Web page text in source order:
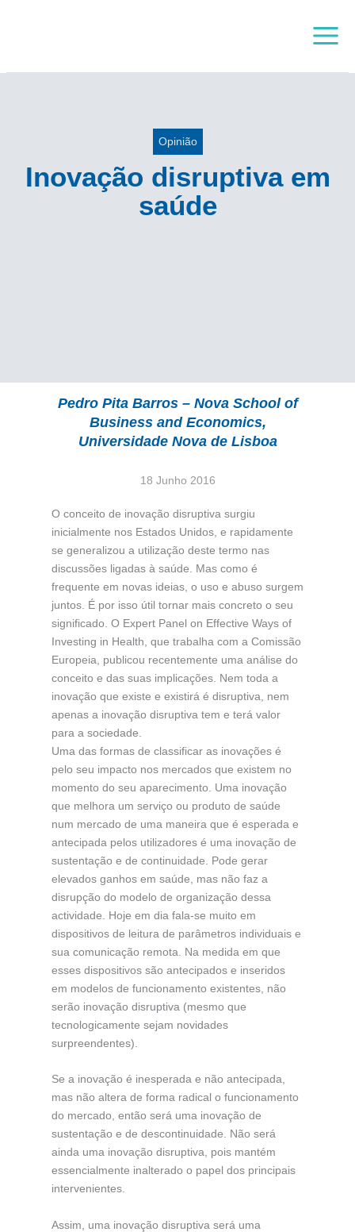
Menu
Opinião
Inovação disruptiva em
saúde
Pedro Pita Barros – Nova School of
Business and Economics,
Universidade Nova de Lisboa
18 Junho 2016
O conceito de inovação disruptiva surgiu
inicialmente nos Estados Unidos, e rapidamente
se generalizou a utilização deste termo nas
discussões ligadas à saúde. Mas como é
frequente em novas ideias, o uso e abuso surgem
juntos. É por isso útil tornar mais concreto o seu
significado. O Expert Panel on Effective Ways of
Investing in Health, que trabalha com a Comissão
Europeia, publicou recentemente uma análise do
conceito e das suas implicações. Nem toda a
inovação que existe e existirá é disruptiva, nem
apenas a inovação disruptiva tem e terá valor
para a sociedade.
Uma das formas de classificar as inovações é
pelo seu impacto nos mercados que existem no
momento do seu aparecimento. Uma inovação
que melhora um serviço ou produto de saúde
num mercado de uma maneira que é esperada e
antecipada pelos utilizadores é uma inovação de
sustentação e de continuidade. Pode gerar
elevados ganhos em saúde, mas não faz a
disrupção do modelo de organização dessa
actividade. Hoje em dia fala-se muito em
dispositivos de leitura de parâmetros individuais e
sua comunicação remota. Na medida em que
esses dispositivos são antecipados e inseridos
em modelos de funcionamento existentes, não
serão inovação disruptiva (mesmo que
tecnologicamente sejam novidades
surpreendentes).
Se a inovação é inesperada e não antecipada,
mas não altera de forma radical o funcionamento
do mercado, então será uma inovação de
sustentação e de descontinuidade. Não será
ainda uma inovação disruptiva, pois mantém
essencialmente inalterado o papel dos principais
intervenientes.
Assim, uma inovação disruptiva será uma